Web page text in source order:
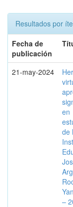
Resultados por
Fecha de
publicación
21-may-2024
en
de
–